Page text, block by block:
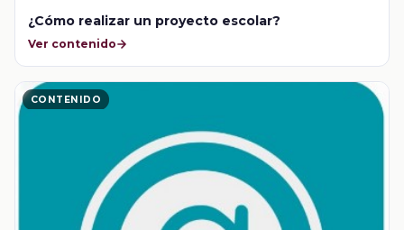
¿Cómo realizar un proyecto escolar?
Ver contenido
CONTENIDO